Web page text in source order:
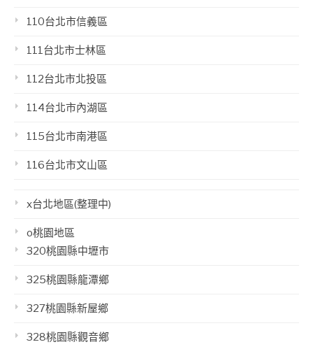
110台北市信義區
111台北市士林區
112台北市北投區
114台北市內湖區
115台北市南港區
116台北市文山區
x台北地區(整理中)
o桃園地區
320桃園縣中壢市
325桃園縣龍潭鄉
327桃園縣新屋鄉
328桃園縣觀音鄉